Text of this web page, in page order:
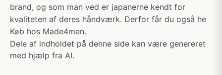
brand, og som man ved er japanerne kendt for
kvaliteten af deres håndværk. Derfor får du også he
Køb hos Made4men.
Dele af indholdet på denne side kan være genereret
med hjælp fra AI.